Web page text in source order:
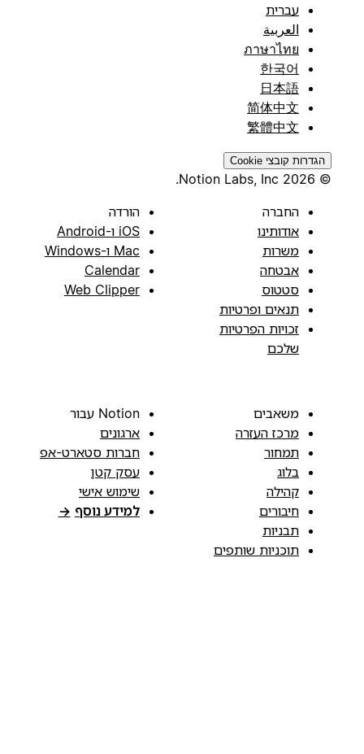
עברית
العربية
ภาษาไทย
한국어
日本語
简体中文
繁體中文
הגדרות קובצי Cookie
החברה
אודותינו
משרות
אבטחה
סטטוס
תנאים ופרטיות
זכויות הפרטיות
שלכם
הורדה
iOS ו-Android
Mac ו-Windows
Calendar
Web Clipper
משאבים
מרכז העזרה
תמחור
בלוג
קהילה
חיבורים
תבניות
תוכניות שותפים
Notion עבור
ארגונים
חברות סטארט-אפ
עסק קטן
שימוש אישי
למידע נוסף →